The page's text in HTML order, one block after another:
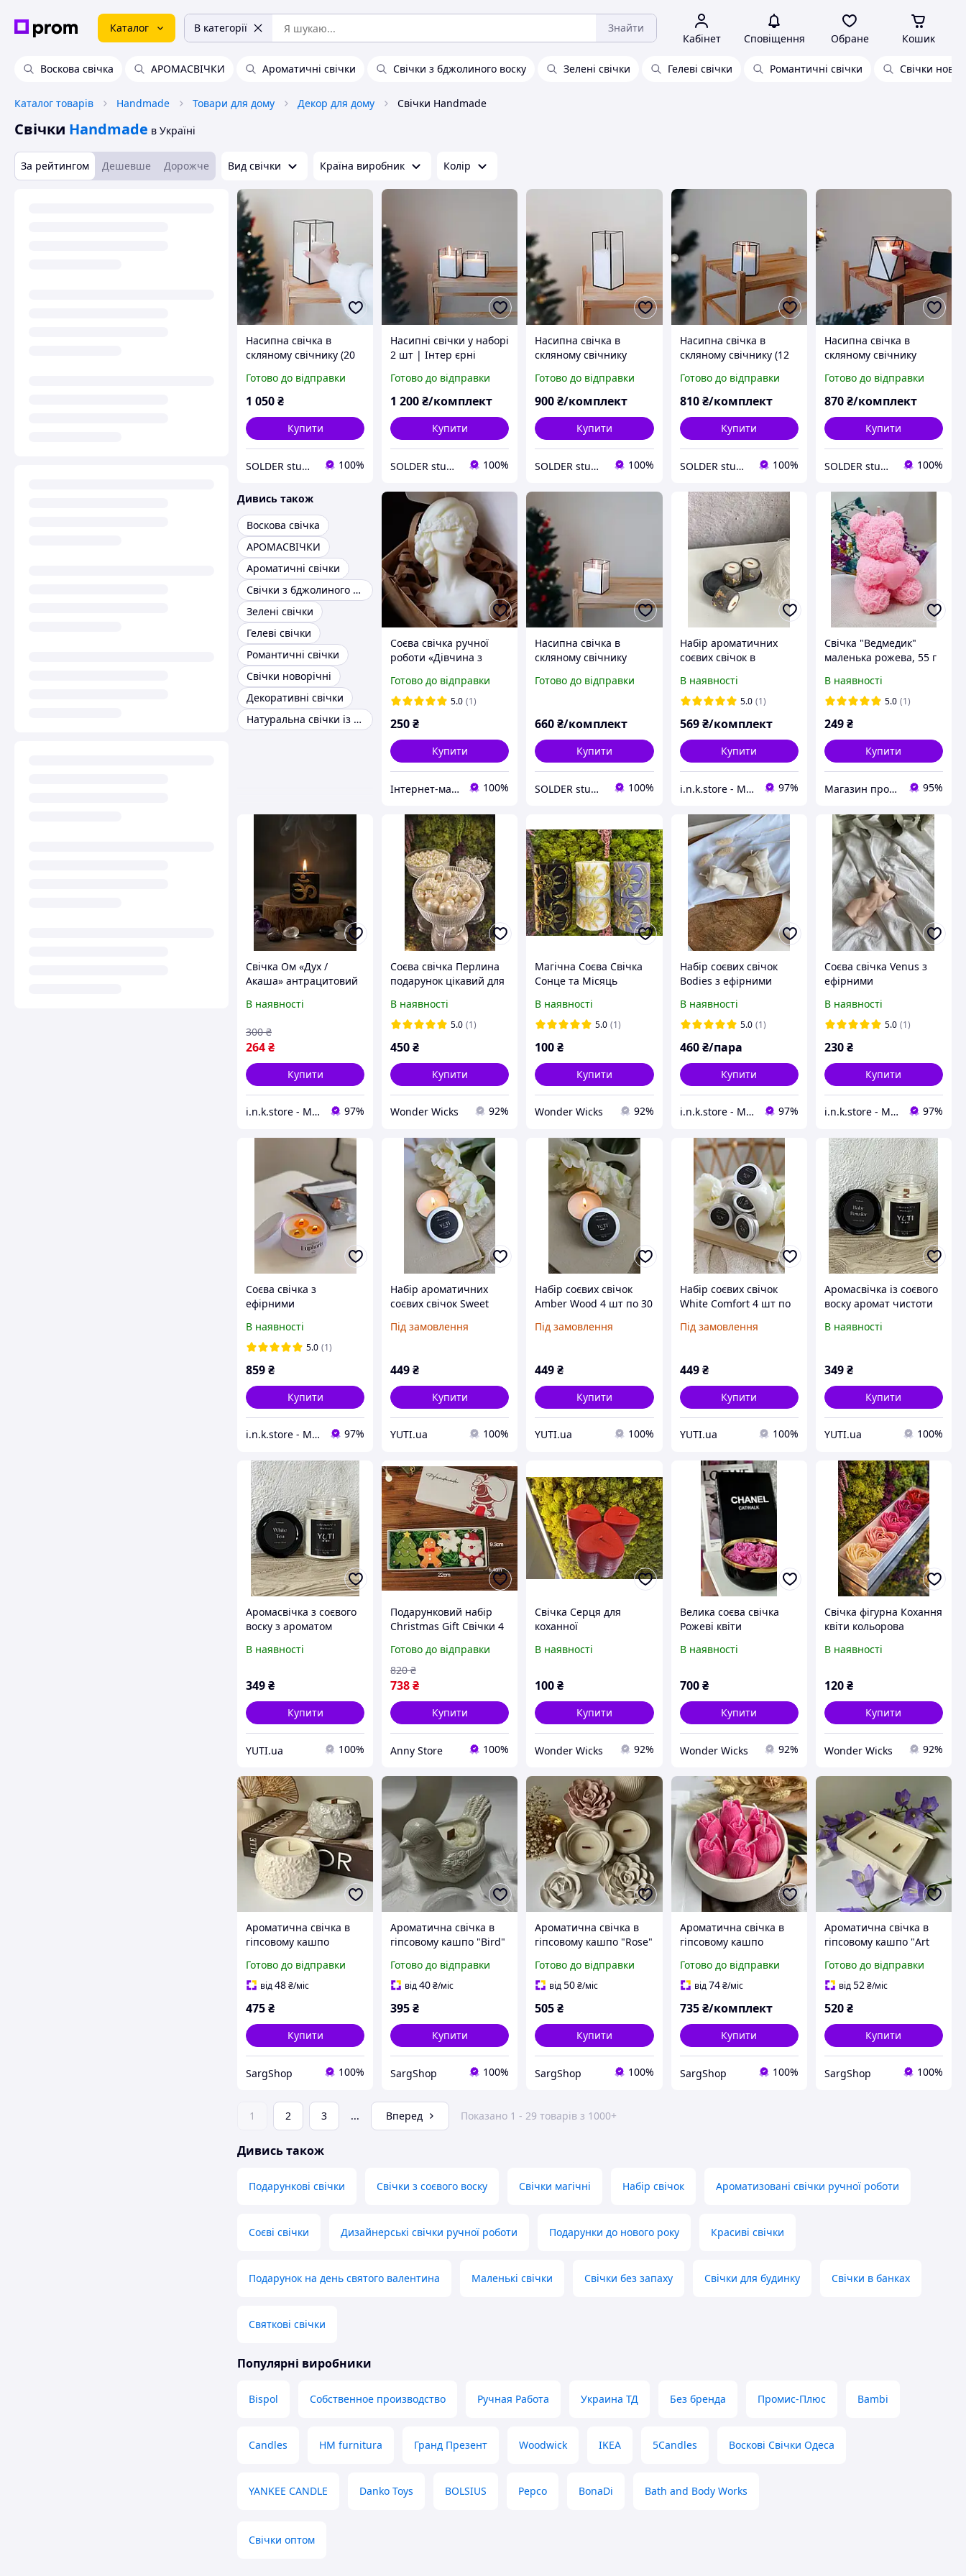
Каталог В категорії Знайти
Кабінет Сповіщення Обране Кошик
Воскова свічка АРОМАСВІЧКИ Ароматичні свічки Свічки з бджолиного воску Зелені свічки Гелеві свічки Романтичні свічки Свічки
Каталог товарів Handmade Товари для дому Декор для дому Свічки Handmade
Свічки Handmade в Україні
За рейтингом Дешевше Дорожче Вид свічки Країна виробник Колір
Насипна свічка в
скляному свічнику (20
декор, подарунок,
Новий рік, Весілля
Готово до відправки
1 050₴
Купити
SOLDER studio 100%
Насипні свічки у наборі
2 шт | Інтер єрні
Подарунок, Новий рік,
Весілля
Готово до відправки
1 200₴/комплект
Купити
SOLDER studio 100%
Насипна свічка в
скляному свічнику
декор, святковий
подарунок, Новий рік,
Готово до відправки
900₴/комплект
Купити
SOLDER studio 100%
Насипна свічка в
скляному свічнику (12
декор, подарунок,
Новий рік, Весілля
Готово до відправки
810 ₴/комплект
Купити
SOLDER studio 100%
Насипна свічка в
скляному свічнику
єрний декор,
подарунок, Новий рік,
Готово до відправки
870₴/комплект
Купити
SOLDER studio 100%
Дивись також
Воскова свічка
АРОМАСВІЧКИ
Ароматичні свічки
Свічки з бджолиного воску
Зелені свічки
Гелеві свічки
Романтичні свічки
Свічки новорічні
Декоративні свічки
Натуральна свічки із вощини
Соєва свічка ручної
роботи «Дівчина з
Готово до відправки
5.0 (1)
250₴
Купити
Інтернет-магазин Happy Box 100%
Насипна свічка в
скляному свічнику
декор, подарунок,
Готово до відправки
660₴/комплект
Купити
SOLDER studio 100%
Набір ароматичних
соєвих свічок в
з золотим декором 3шт
В наявності
5.0 (1)
569 ₴/комплект
Купити
i.n.k.store - Магазин свічок і декору для дому 97%
Свічка "Ведмедик"
маленька рожева, 55 г
В наявності
5.0 (1)
249₴
Купити
Магазин продукції Латинскої та Північної Америки 95%
Свічка Ом «Дух /
Акаша» антрацитовий
золотим рельєфним Ом
В наявності
264₴
300 ₴
Купити
i.n.k.store - Магазин свічок і декору для дому 97%
Соєва свічка Перлина
подарунок цікавий для
В наявності
5.0 (1)
450₴
Купити
Wonder Wicks 92%
Магічна Соєва Свічка
Сонце та Місяць
В наявності
5.0 (1)
100₴
Купити
Wonder Wicks 92%
Набір соєвих свічок
Bodies з ефірними
В наявності
5.0 (1)
460 ₴/пара
Купити
i.n.k.store - Магазин свічок і декору для дому 97%
Соєва свічка Venus з
ефірними
В наявності
5.0 (1)
230₴
Купити
i.n.k.store - Магазин свічок і декору для дому 97%
Соєва свічка з
ефірними
гіпсовому кашпо Mono
L з кришкою
В наявності
5.0 (1)
859₴
Купити
i.n.k.store - Магазин свічок і декору для дому 97%
Набір ароматичних
соєвих свічок Sweet
Міні набір
Під замовлення
449₴
Купити
YUTI.ua 100%
Набір соєвих свічок
Amber Wood 4 шт по 30
ручної роботи
Під замовлення
449₴
Купити
YUTI.ua 100%
Набір соєвих свічок
White Comfort 4 шт по
ароматичних свічок
Під замовлення
449 ₴
Купити
YUTI.ua 100%
Аромасвічка із соєвого
воску аромат чистоти
В наявності
349₴
Купити
YUTI.ua 100%
Аромасвічка з соєвого
воску з ароматом
В наявності
349₴
Купити
YUTI.ua 100%
Подарунковий набір
Christmas Gift Свічки 4
(00760)
Готово до відправки
738₴
820 ₴
Купити
Anny Store 100%
Свічка Серця для
коханної
В наявності
100₴
Купити
Wonder Wicks 92%
Велика соєва свічка
Рожеві квіти
В наявності
700 ₴
Купити
Wonder Wicks 92%
Свічка фігурна Кохання
квіти кольорова
В наявності
120₴
Купити
Wonder Wicks 92%
Ароматична свічка в
гіпсовому кашпо
Готово до відправки
від48₴/міс
475₴
Купити
SargShop 100%
Ароматична свічка в
гіпсовому кашпо "Bird"
Готово до відправки
від40₴/міс
395₴
Купити
SargShop 100%
Ароматична свічка в
гіпсовому кашпо "Rose"
Готово до відправки
від50₴/міс
505₴
Купити
SargShop 100%
Ароматична свічка в
гіпсовому кашпо
композиція )
Готово до відправки
від74 ₴/міс
735 ₴/комплект
Купити
SargShop 100%
Ароматична свічка в
гіпсовому кашпо "Art
Готово до відправки
від52₴/міс
520₴
Купити
SargShop 100%
1 2 3 ... Вперед Показано 1 - 29 товарів з 1000+
Дивись також
Подарункові свічки Свічки з соєвого воску Свічки магічні Набір свічок Ароматизовані свічки ручної роботи
Соєві свічки Дизайнерські свічки ручної роботи Подарунки до нового року Красиві свічки
Подарунок на день святого валентина Маленькі свічки Свічки без запаху Свічки для будинку Свічки в банках
Святкові свічки
Популярні виробники
Bispol Собственное производство Ручная Работа Украина ТД Без бренда Промис-Плюс Bambi
Candles HM furnitura Гранд Презент Woodwick IKEA 5Candles Воскові Свічки Одеса
YANKEE CANDLE Danko Toys BOLSIUS Pepco BonaDi Bath and Body Works
Свічки оптом